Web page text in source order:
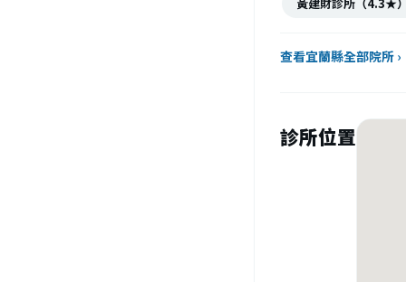
查看宜蘭縣全部院所 ›
診所位置